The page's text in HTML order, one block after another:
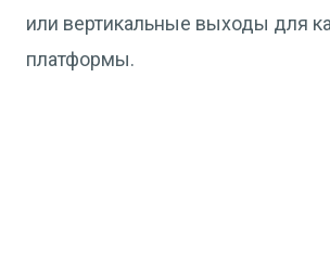
или вертикальные выходы для
платформы.